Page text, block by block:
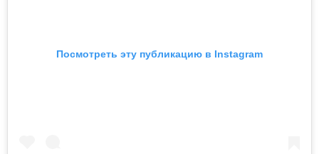
Посмотреть эту публикацию в Instagram